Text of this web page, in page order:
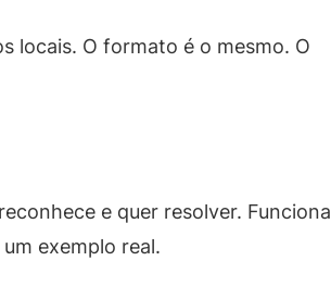
locais. O formato é o mesmo. O
e quer resolver. Funciona
exemplo real.